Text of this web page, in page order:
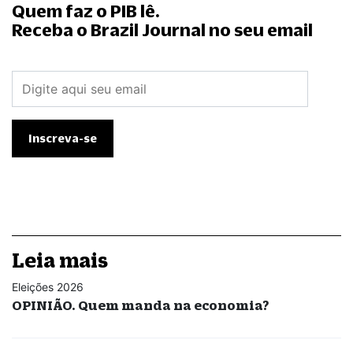
Quem faz o PIB lê.
Receba o Brazil Journal no seu email
Leia mais
Eleições 2026
OPINIÃO. Quem manda na economia?